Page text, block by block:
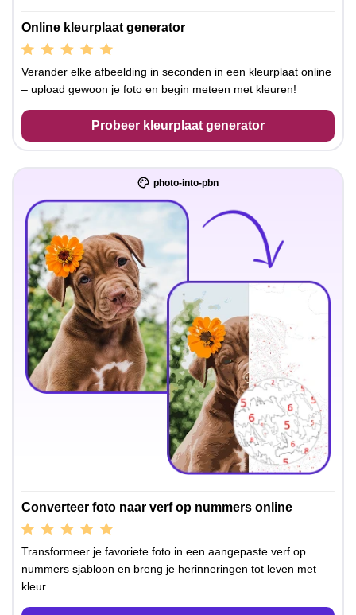
Online kleurplaat generator
Verander elke afbeelding in seconden in een kleurplaat online
– upload gewoon je foto en begin meteen met kleuren!
Probeer kleurplaat generator
photo-into-pbn
Converteer foto naar verf op nummers online
Transformeer je favoriete foto in een aangepaste verf op
nummers sjabloon en breng je herinneringen tot leven met
kleur.